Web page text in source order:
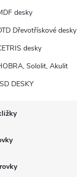
desky
Dřevotřískové desky
desky
Sololit, Akulit
DESKY